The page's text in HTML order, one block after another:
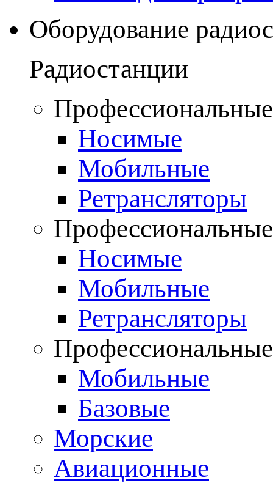
Оборудование
Радиостанции
Носимые
Мобильные
Ретрансляторы
Носимые
Мобильные
Ретрансляторы
Мобильные
Базовые
Морские
Авиационные